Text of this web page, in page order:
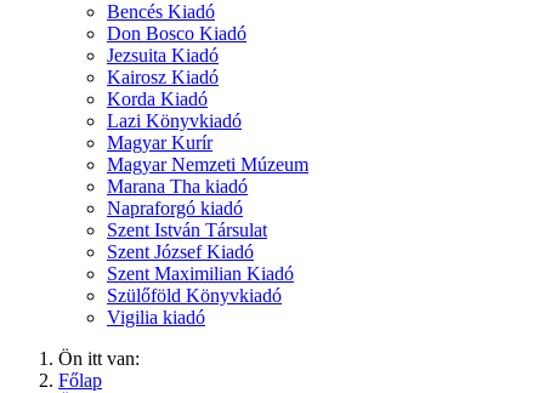
Bencés Kiadó
Don Bosco Kiadó
Jezsuita Kiadó
Kairosz Kiadó
Korda Kiadó
Lazi Könyvkiadó
Magyar Kurír
Magyar Nemzeti Múzeum
Marana Tha kiadó
Napraforgó kiadó
Szent István Társulat
Szent József Kiadó
Szent Maximilian Kiadó
Szülőföld Könyvkiadó
Vigilia kiadó
Ön itt van:
Főlap